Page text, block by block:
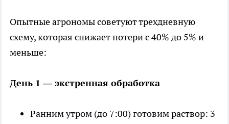
Опытные агрономы советуют трехдневную
схему, которая снижает потери с 40% до 5% и
меньше:
День 1 — экстренная обработка
Ранним утром (до 7:00) готовим раствор: 3